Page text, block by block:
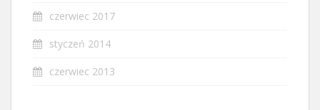
czerwiec 2017
styczeń 2014
czerwiec 2013